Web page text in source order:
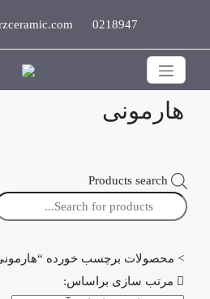
0218947
هارمونی
Products search
> محصولات برچسب خورده
 مرتب سازی براساس: